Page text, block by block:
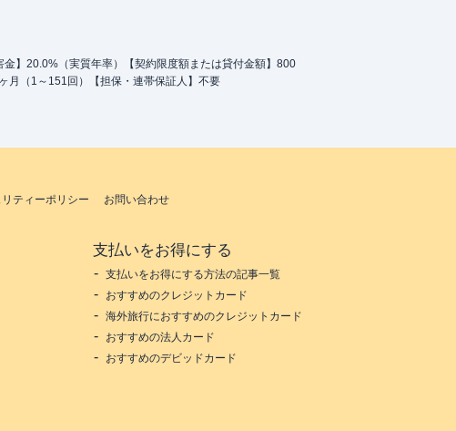
】20.0%（実質年率）【契約限度額または貸付金額】800
月（1～151回）【担保・連帯保証人】不要
ティーポリシー お問い合わせ
支払いをお得にする
支払いをお得にする方法の記事一覧
おすすめのクレジットカード
海外旅行におすすめのクレジットカード
おすすめの法人カード
おすすめのデビッドカード